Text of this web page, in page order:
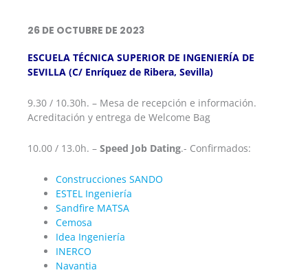
26 DE OCTUBRE DE 2023
ESCUELA TÉCNICA SUPERIOR DE INGENIERÍA DE
SEVILLA (C/ Enríquez de Ribera, Sevilla)
9.30 / 10.30h. – Mesa de recepción e información.
Acreditación y entrega de Welcome Bag
10.00 / 13.0h. – Speed Job Dating.- Confirmados:
Construcciones SANDO
ESTEL Ingeniería
Sandfire MATSA
Cemosa
Idea Ingeniería
INERCO
Navantia